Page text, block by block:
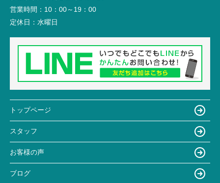
営業時間： 10：00～19：00
定休日： 水曜日
トップページ
スタッフ
お客様の声
ブログ